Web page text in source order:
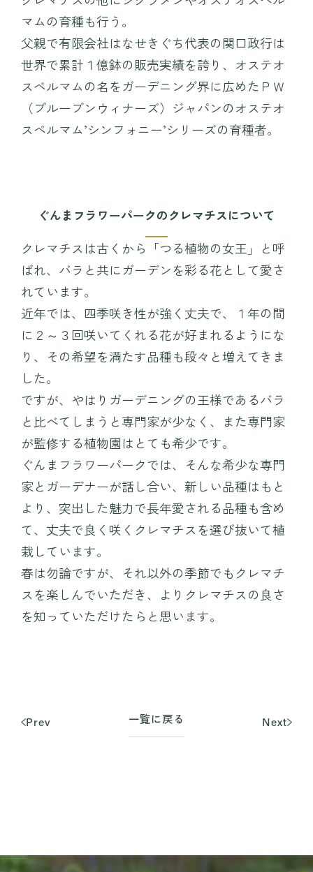
マムの育種も行う。
父親で有限会社はなせきぐち代表の関口政行は
世界で累計１億鉢の販売実績を誇り、オステオ
スペルマムの名をガーデニング界に広めたＰＷ
（プルーブンウィナーズ）ジャパンのオステオ
スペルマム’シンフォニー’シリーズの育種者。
ぐんまフラワーパークのクレマチスについて
クレマチスは古くから「つる植物の女王」と呼
ばれ、バラと共にガーデンを彩る花として愛さ
れています。
近年では、四季咲き性が強く丈夫で、１年の間
に２～３回咲いてくれる花が好まれるようにな
り、その希望を満たす品種も段々と増えてきま
した。
ですが、やはりガーデニングの王様であるバラ
と比べてしまうと専門家が少なく、また専門家
が監修する植物園はとても希少です。
ぐんまフラワーパークでは、そんな希少な専門
家とガーデナーが話し合い、新しい品種はもと
より、突出した魅力で長年愛される品種も含め
て、丈夫で良く咲くクレマチスを選び抜いて植
栽しています。
春は勿論ですが、それ以外の季節でもクレマチ
スを楽しんでいただき、よりクレマチスの良さ
を知っていただけたらと思います。
Prev 一覧に戻る Next